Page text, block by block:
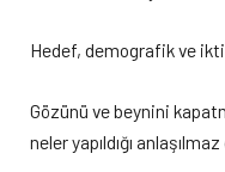
Hedef, demografik ve
Gözünü ve beynini
neler yapıldığı